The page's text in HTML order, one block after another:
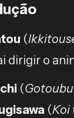
(
dirigir o
(
(Koi